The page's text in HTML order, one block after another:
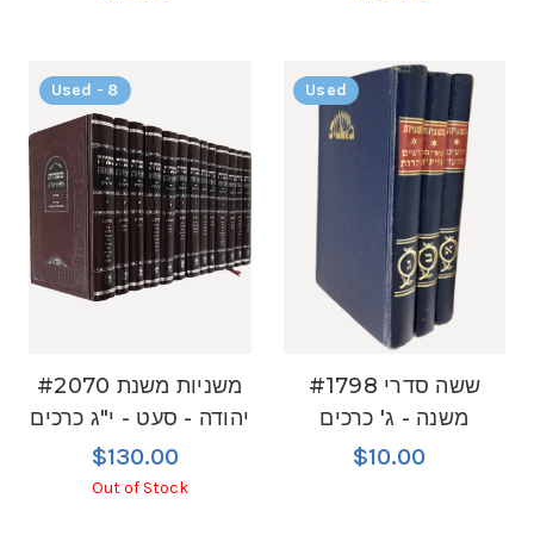
Used - 8
#2070 משניות משנת
יהודה - סעט - י"ג כרכים
$130.00
Out of Stock
Used
#1798 ששה סדרי
משנה - ג' כרכים
$10.00